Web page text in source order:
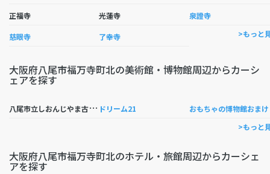
正福寺 光蓮寺 泉證寺
慈眼寺 了幸寺 >もっと
大阪府八尾市福万寺町北の美術館・博物館周辺からカーシ
ェアを探す
八
尾市立しおんじやま古墳学習館 ドリーム21
>もっと
大阪府八尾市福万寺町北のホテル・旅館周辺からカーシェ
アを探す